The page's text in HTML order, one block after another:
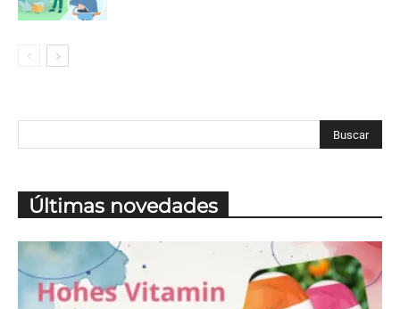
Últimas novedades